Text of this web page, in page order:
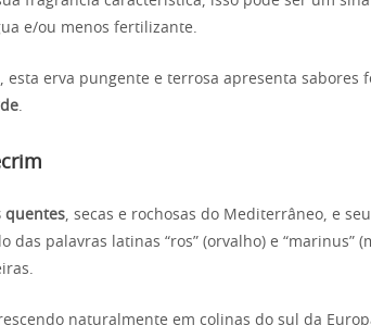
e/ou menos fertilizante.
esta erva pungente e terrosa apresenta sabores
.
quentes, secas e rochosas do Mediterrâneo, e
palavras latinas “ros” (orvalho) e “marinus”
naturalmente em colinas do sul da